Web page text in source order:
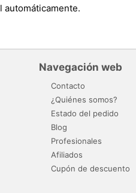
automáticamente.
Navegación web
Contacto
¿Quiénes somos?
Estado del pedido
Blog
Profesionales
Afiliados
Cupón de descuento